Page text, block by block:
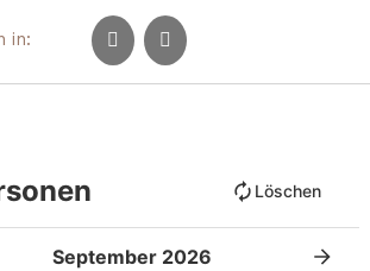
in:
Löschen
September 2026